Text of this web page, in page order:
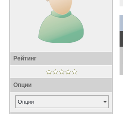
Рейтинг
Опции
Опции